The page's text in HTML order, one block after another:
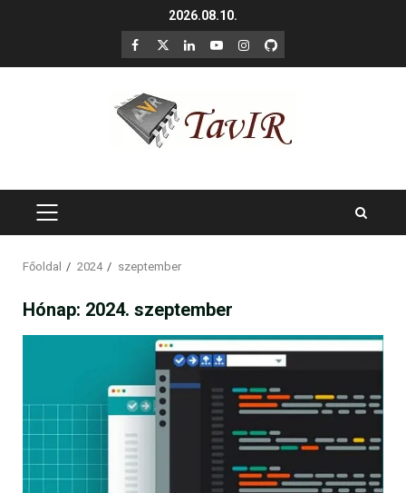
2026.08.10.
F X LinkedIn
YouTubeInstagram
GitHub
PRIMARY
Főoldal 2024 szeptember
Hónap: 2024. szeptember